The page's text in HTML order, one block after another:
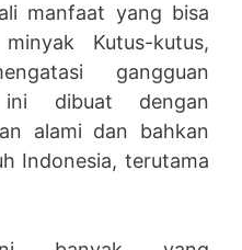
manfaat yang bisa
Kutus-kutus,
gangguan
ini dibuat dengan
alami dan bahkan
Indonesia, terutama